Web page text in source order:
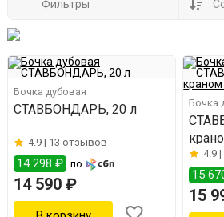
Фильтры
Бочка дубовая
СТАВБОНДАРЬ, 20 л
4.9 | 13 отзывов
14 298 ₽ по
14 590 ₽
Бочка
4.9 |
15
15